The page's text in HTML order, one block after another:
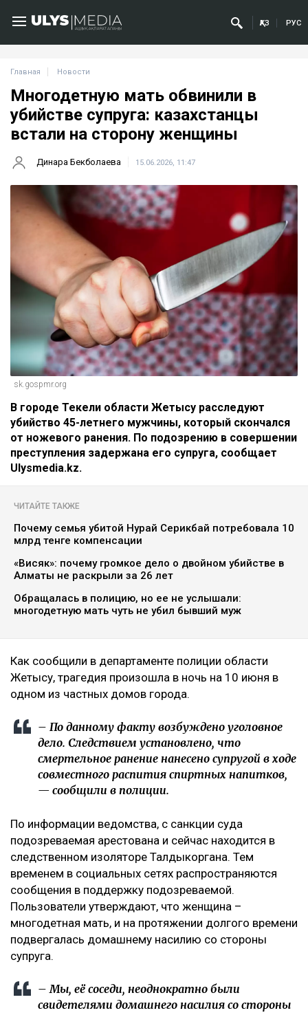
ҚАЗ РУС
Главная Новости
Многодетную мать обвинили в
убийстве супруга: казахстанцы
встали на сторону женщины
Динара Бекболаева 15.06.2026, 11:47
sk.gospmr.org
В городе Текели области Жетысу расследуют
убийство 45-летнего мужчины, который скончался
от ножевого ранения. По подозрению в совершении
преступления задержана его супруга, сообщает
Ulysmedia.kz.
ЧИТАЙТЕ ТАКЖЕ
Почему семья убитой Нурай Серикбай потребовала 10
млрд тенге компенсации
«Висяк»: почему громкое дело о двойном убийстве в
Алматы не раскрыли за 26 лет
Обращалась в полицию, но ее не услышали:
многодетную мать чуть не убил бывший муж
Как сообщили в департаменте полиции области
Жетысу, трагедия произошла в ночь на 10 июня в
одном из частных домов города.
– По данному факту возбуждено уголовное
дело. Следствием установлено, что
смертельное ранение нанесено супругой в ходе
совместного распития спиртных напитков,
— сообщили в полиции.
По информации ведомства, с санкции суда
подозреваемая арестована и сейчас находится в
следственном изоляторе Талдыкоргана. Тем
временем в социальных сетях распространяются
сообщения в поддержку подозреваемой.
Пользователи утверждают, что женщина –
многодетная мать, и на протяжении долгого времени
подвергалась домашнему насилию со стороны
супруга.
– Мы, её соседи, неоднократно были
свидетелями домашнего насилия со стороны